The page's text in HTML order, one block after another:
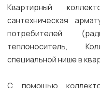
Квартирный
сантехническая
потребителей
теплоноситель,
специальной нише в
С помощью